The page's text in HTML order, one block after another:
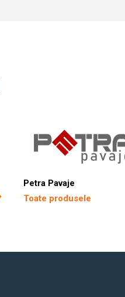
Petra Pavaje
Toate produsele